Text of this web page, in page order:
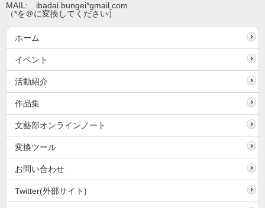
MAIL: ibadai.bungei*gmail com
（*を＠に変換してください）
ホーム
イベント
活動紹介
作品集
文藝部オンラインノート
変換ツール
お問い合わせ
Twitter(外部サイト)